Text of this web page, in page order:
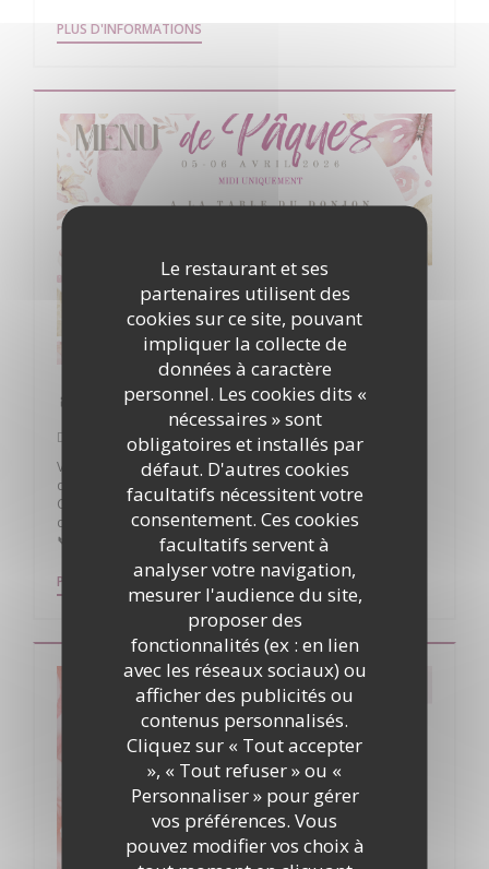
Le restaurant et ses
partenaires utilisent des
cookies sur ce site, pouvant
impliquer la collecte de
données à caractère
personnel. Les cookies dits «
nécessaires » sont
obligatoires et installés par
défaut. D'autres cookies
facultatifs nécessitent votre
consentement. Ces cookies
facultatifs servent à
analyser votre navigation,
mesurer l'audience du site,
proposer des
fonctionnalités (ex : en lien
avec les réseaux sociaux) ou
afficher des publicités ou
contenus personnalisés.
Cliquez sur « Tout accepter
», « Tout refuser » ou «
Personnaliser » pour gérer
vos préférences. Vous
pouvez modifier vos choix à
PLUS D'INFORMATIONS((OUVRE UNE NOUVELLE FENÊTRE))
Du 05/04/2026 au 06/04/2026 de 12h00 à 16h00
🐣 Pâques à La Table du Donjon 🐣
Venez partager un beau moment de gourmandise autour
d’un menu imaginé spécialement pour l’occasion.
Célébrez Pâques dans une ambiance chaleureuse, au cœur
du joli village d’Oingt.
📞 Pensez à réserver.
PLUS D'INFORMATIONS((OUVRE UNE NOUVELLE FENÊTRE))